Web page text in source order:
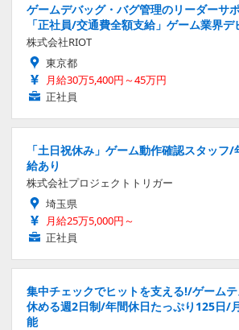
ゲームデバッグ・バグ管理のリーダーサ
「正社員/交通費全額支給」ゲーム業界デ
株式会社RIOT
東京都
月給30万5,400円～45万円
正社員
「土日祝休み」ゲーム動作確認スタッフ
給あり
株式会社プロジェクトトリガー
埼玉県
月給25万5,000円～
正社員
集中チェックでヒットを支える!/ゲーム
休める週2日制/年間休日たっぷり125日/
能